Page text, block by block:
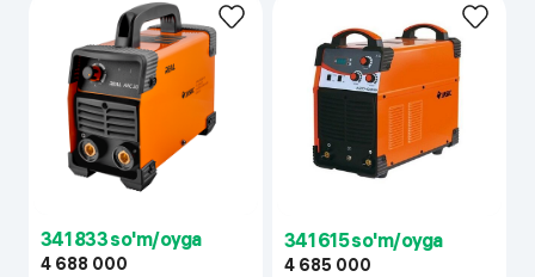
341 833 so'm/oyga
4 688 000
341 615 so'm/oyga
4 685 000